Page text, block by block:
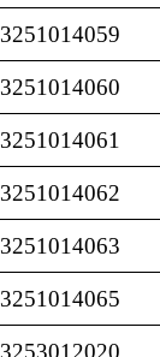
3251014059
3251014060
3251014061
3251014062
3251014063
3251014065
3253012020